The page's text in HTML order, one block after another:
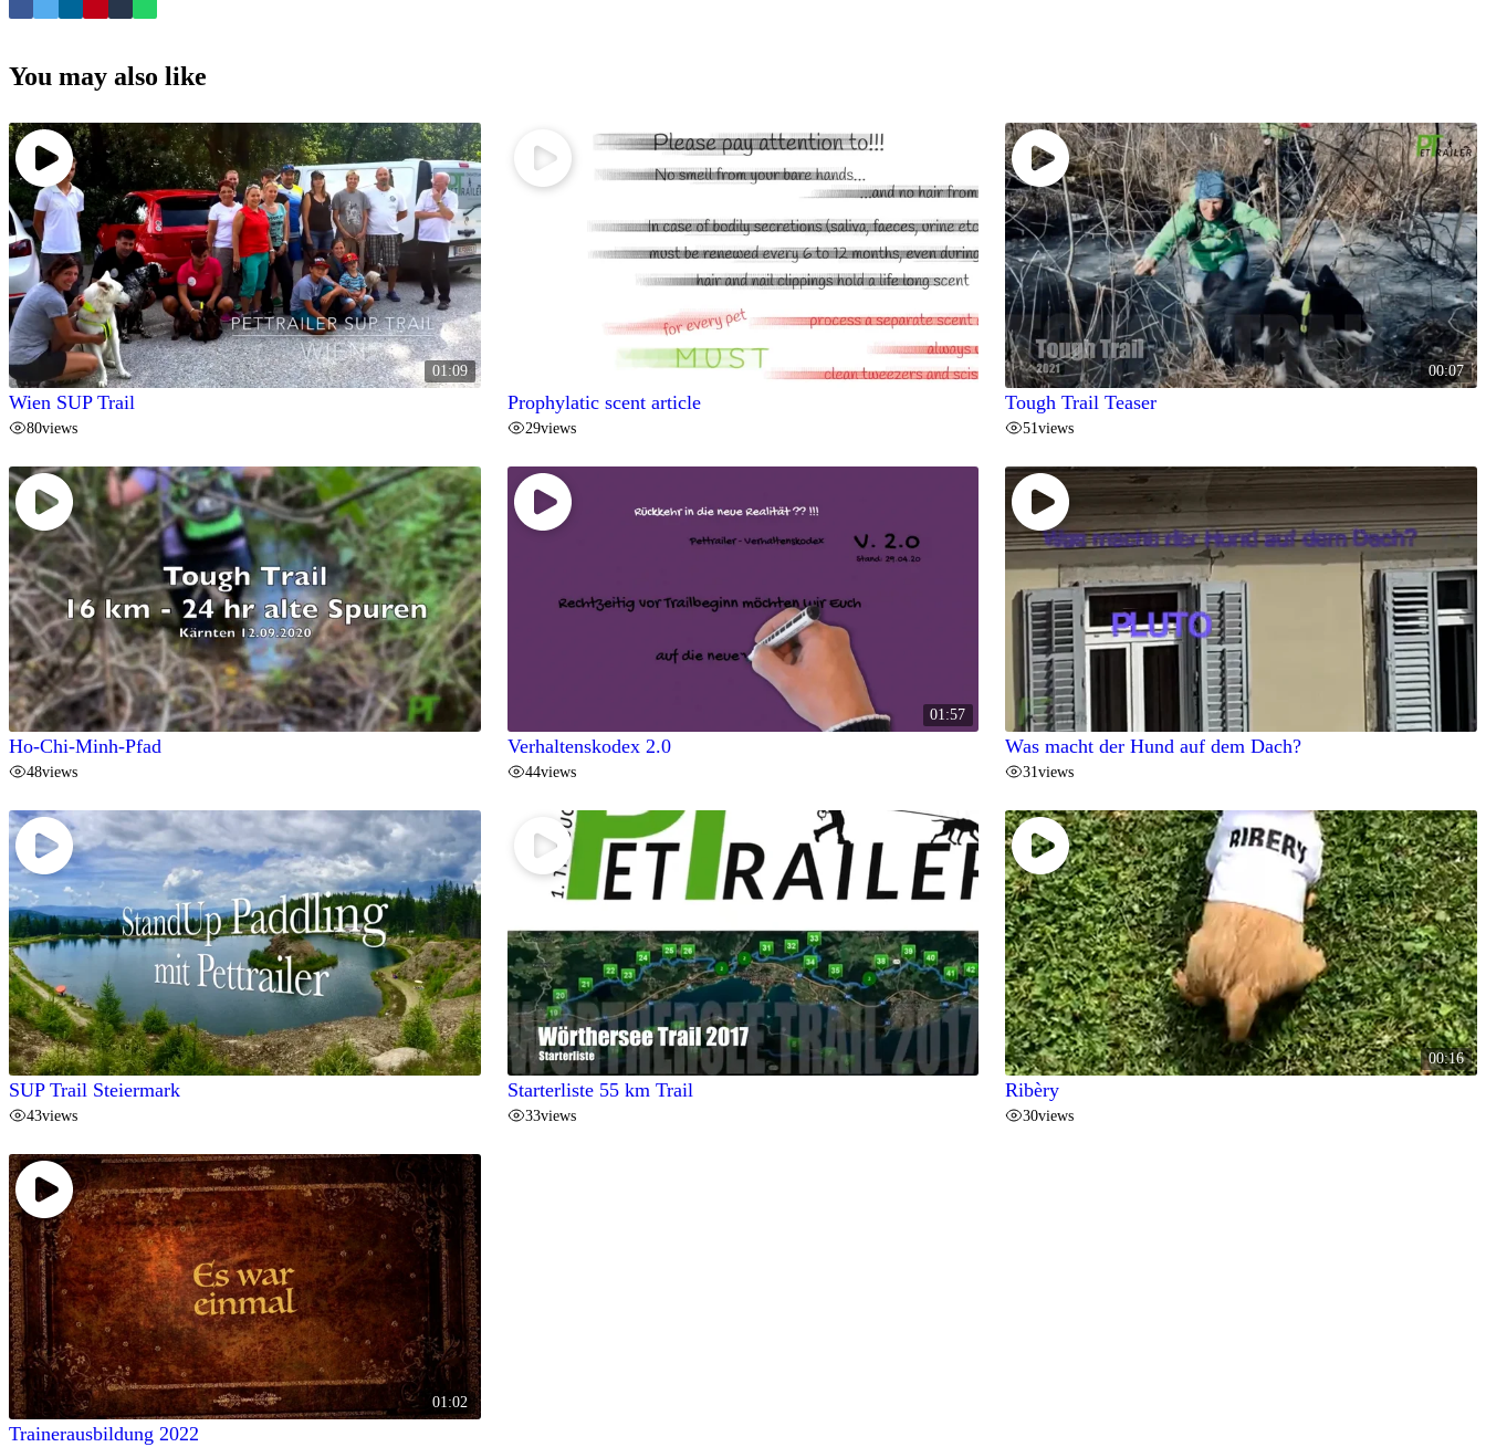
You may also like
01:09
Wien SUP Trail
80views
Prophylatic scent article
29views
00:07
Tough Trail Teaser
51views
Ho-Chi-Minh-Pfad
48views
01:57
Verhaltenskodex 2.0
44views
Was macht der Hund auf dem Dach?
31views
SUP Trail Steiermark
43views
Starterliste 55 km Trail
33views
00:16
Ribèry
30views
01:02
Trainerausbildung 2022